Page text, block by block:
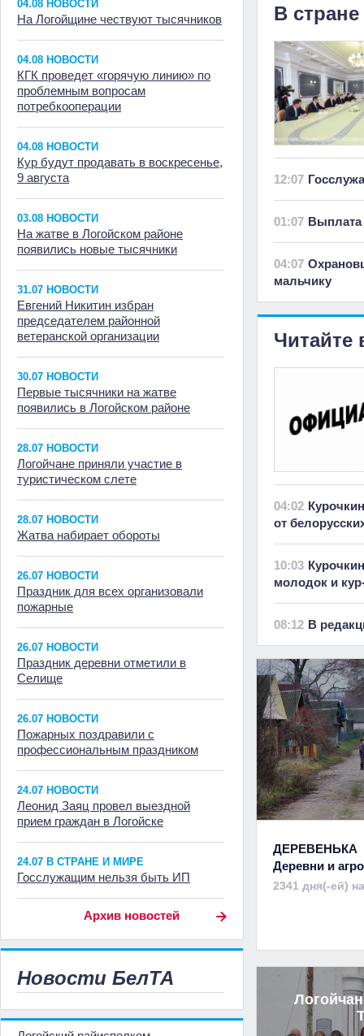
04.08 НОВОСТИ
На Логойщине чествуют тысячников
04.08 НОВОСТИ
КГК проведет «горячую линию» по
проблемным вопросам
потребкооперации
04.08 НОВОСТИ
Кур будут продавать в воскресенье,
9 августа
03.08 НОВОСТИ
На жатве в Логойском районе
появились новые тысячники
31.07 НОВОСТИ
Евгений Никитин избран
председателем районной
ветеранской организации
30.07 НОВОСТИ
Первые тысячники на жатве
появились в Логойском районе
28.07 НОВОСТИ
Логойчане приняли участие в
туристическом слете
28.07 НОВОСТИ
Жатва набирает обороты
26.07 НОВОСТИ
Праздник для всех организовали
пожарные
26.07 НОВОСТИ
Праздник деревни отметили в
Селище
26.07 НОВОСТИ
Пожарных поздравили с
профессиональным праздником
24.07 НОВОСТИ
Леонид Заяц провел выездной
прием граждан в Логойске
24.07 В СТРАНЕ И МИРЕ
Госслужащим нельзя быть ИП
Архив новостей
Новости БелТА
В
12:07
01:07 Выплата
04:07
мальчику
Читайте
04:02
от
10:03
молодок и
08:12 В
ДЕРЕВЕНЬКА
Деревни и
2341 дня(-ей)